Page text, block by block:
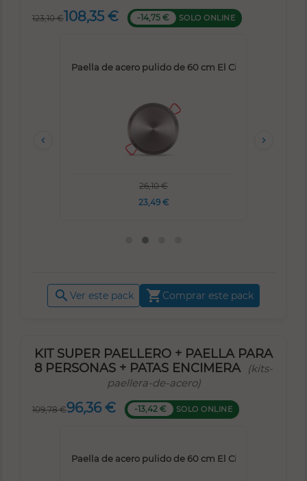
123,10 €108,35 € -14,75 € SOLO ONLINE

Alta Potencia de 40 cmPaella de acero pulido de 60 cm El Cid
26,10 €
23,49 €

 Ver este pack  Comprar este pack
KIT SUPER PAELLERO + PAELLA PARA
8 PERSONAS + PATAS ENCIMERA
(kits-
paellera-de-acero)
109,78 €96,36 € -13,42 € SOLO ONLINE
Alta Potencia de 40 cmPaella de acero pulido de 60 cm El Cid